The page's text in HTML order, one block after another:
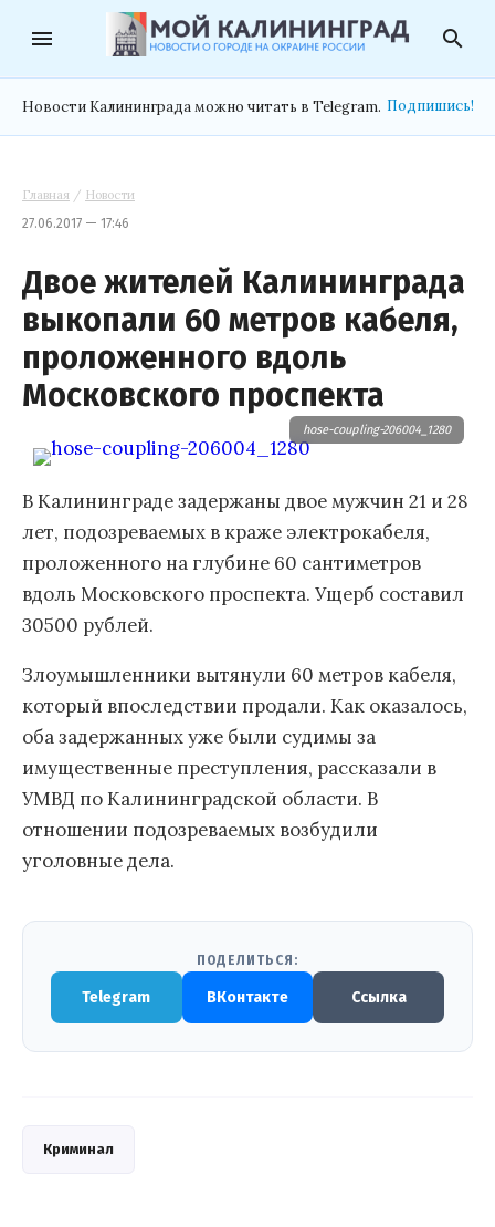
menu search
Новости Калининграда можно читать в Telegram. Подпишись!
Главная / Новости
27.06.2017 — 17:46
Двое жителей Калининграда
выкопали 60 метров кабеля,
проложенного вдоль
Московского проспекта
hose-coupling-206004_1280
В Калининграде задержаны двое мужчин 21 и 28
лет, подозреваемых в краже электрокабеля,
проложенного на глубине 60 сантиметров
вдоль Московского проспекта. Ущерб составил
30500 рублей.
Злоумышленники вытянули 60 метров кабеля,
который впоследствии продали. Как оказалось,
оба задержанных уже были судимы за
имущественные преступления, рассказали в
УМВД по Калининградской области. В
отношении подозреваемых возбудили
уголовные дела.
ПОДЕЛИТЬСЯ:
Telegram ВКонтакте Ссылка
Криминал